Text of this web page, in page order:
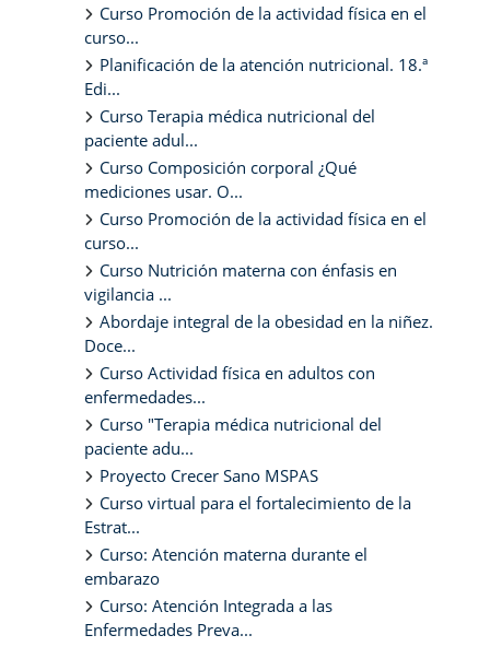
Curso Promoción de la actividad física en el
curso...
Planificación de la atención nutricional. 18.ª
Edi...
Curso Terapia médica nutricional del
paciente adul...
Curso Composición corporal ¿Qué
mediciones usar. O...
Curso Promoción de la actividad física en el
curso...
Curso Nutrición materna con énfasis en
vigilancia ...
Abordaje integral de la obesidad en la niñez.
Doce...
Curso Actividad física en adultos con
enfermedades...
Curso "Terapia médica nutricional del
paciente adu...
Proyecto Crecer Sano MSPAS
Curso virtual para el fortalecimiento de la
Estrat...
Curso: Atención materna durante el
embarazo
Curso: Atención Integrada a las
Enfermedades Preva...